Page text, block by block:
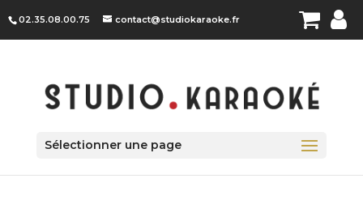
02.35.08.00.75 contact@studiokaraoke.fr
Sélectionner une page